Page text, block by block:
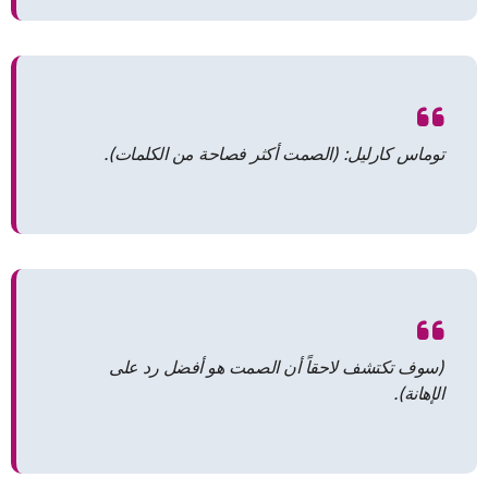
توماس كارليل: (الصمت أكثر فصاحة من الكلمات).
(سوف تكتشف لاحقاً أن الصمت هو أفضل رد على
الإهانة).